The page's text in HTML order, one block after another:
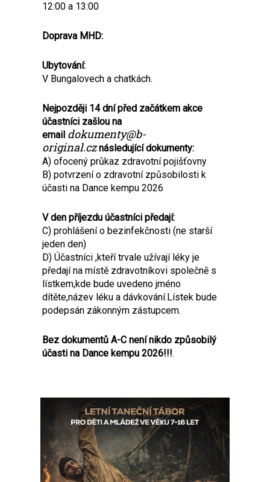
12:00 a 13:00
Doprava MHD:
Ubytování:
V Bungalovech a chatkách.
Nejpozději 14 dní před začátkem akce
účastníci zašlou na
email dokumenty@b-
original.cznásledující dokumenty:
A) ofocený průkaz zdravotní pojišťovny
B) potvrzení o zdravotní způsobilosti k
účasti na Dance kempu 2026
V den příjezdu účastníci předají:
C) prohlášení o bezinfekčnosti (ne starší
jeden den)
D) Účastníci ,kteří trvale užívají léky je
předají na místě zdravotníkovi společně s
lístkem,kde bude uvedeno jméno
dítěte,název léku a dávkování.Lístek bude
podepsán zákonným zástupcem.
Bez dokumentů A-C není nikdo způsobilý
účasti na Dance kempu 2026!!!.